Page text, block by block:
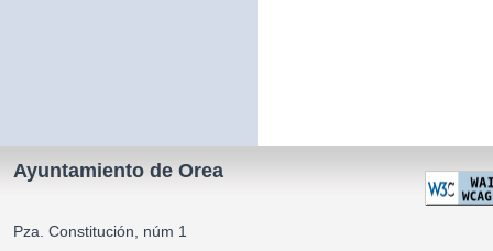
Ayuntamiento de Orea
Pza. Constitución, núm 1